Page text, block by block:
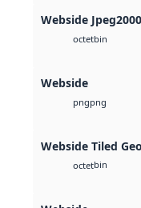
Webside Jpeg2000
octetbin
Webside
pngpng
Webside Tiled
octetbin